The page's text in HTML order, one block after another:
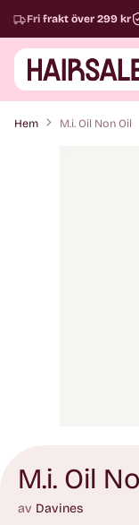
Fri frakt över 299 kr
Hem M.i. Oil Non Oil
M.i. Oil
av Davines